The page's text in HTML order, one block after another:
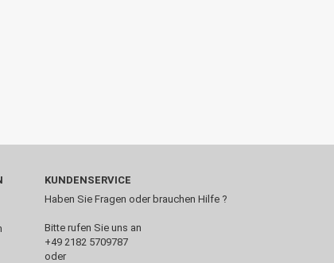
KUNDENSERVICE
Haben Sie Fragen oder brauchen Hilfe ?
Bitte rufen Sie uns an
+49 2182 5709787‬
oder